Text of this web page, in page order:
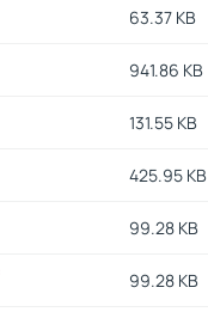
63.37 KB
941.86 KB
131.55 KB
425.95 KB
99.28 KB
99.28 KB